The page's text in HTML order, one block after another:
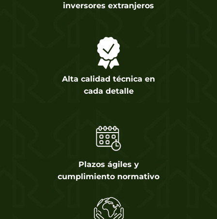
inversores extranjeros
Alta calidad técnica en
cada detalle
Plazos ágiles y
cumplimiento normativo